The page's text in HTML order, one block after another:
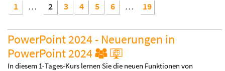
1
… 2 3 4 5 6 … 19
PowerPoint 2024 - Neuerungen in
PowerPoint 2024
In diesem 1-Tages-Kurs lernen Sie die neuen Funktionen von